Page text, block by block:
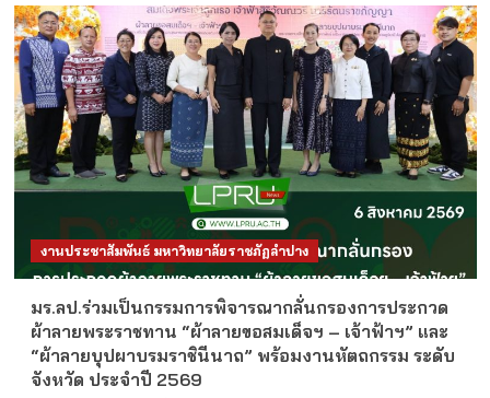
งานประชาสัมพันธ์ มหาวิทยาลัยราชภัฏลำปาง
มร.ลป.ร่วมเป็นกรรมการพิจารณากลั่นกรองการประกวด
ผ้าลายพระราชทาน “ผ้าลายขอสมเด็จฯ – เจ้าฟ้าฯ” และ
“ผ้าลายบุปผาบรมราชินีนาถ” พร้อมงานหัตถกรรม ระดับ
จังหวัด ประจำปี 2569